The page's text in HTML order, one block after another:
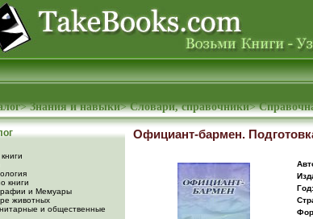
>Знания и навыки>Словари, справочники>
книги
и Мемуары
животных
и общественные
Официант-бармен.
Год: